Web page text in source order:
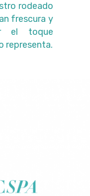
rodeado
frescura y
el toque
representa.